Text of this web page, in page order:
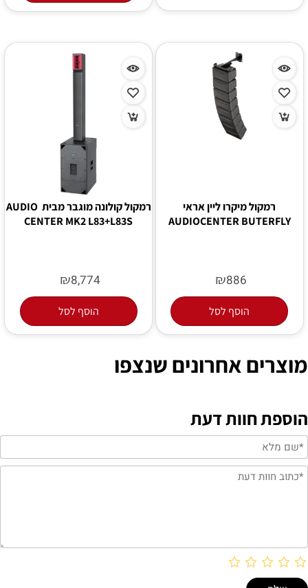
רמקול מיקרו ליין אראי
AUDIOCENTER BUTERFLY
₪886
הוסף לסל
רמקול קולונה מוגבר מבית AUDIO
CENTER MK2 L83+L83S
₪8,774
הוסף לסל
מוצרים אחרונים שנצפו
הוספת חוות דעת